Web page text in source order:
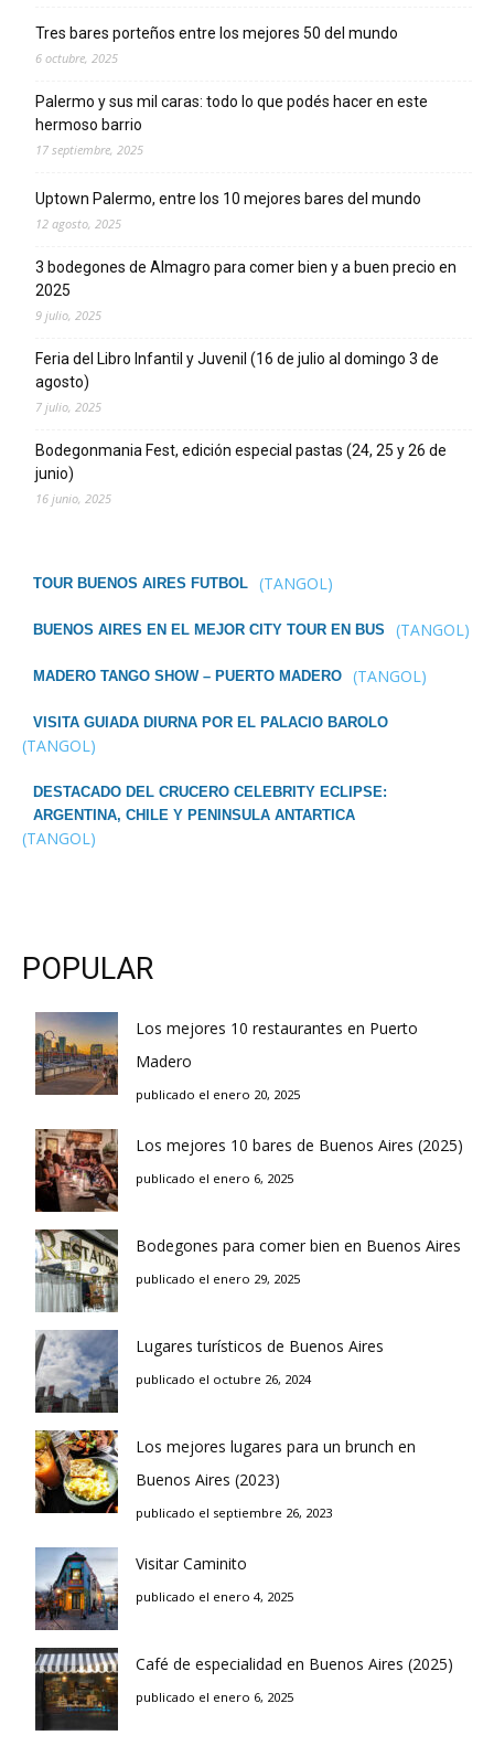
Tres bares porteños entre los mejores 50 del mundo
6 octubre, 2025
Palermo y sus mil caras: todo lo que podés hacer en este
hermoso barrio
17 septiembre, 2025
Uptown Palermo, entre los 10 mejores bares del mundo
12 agosto, 2025
3 bodegones de Almagro para comer bien y a buen precio en
2025
9 julio, 2025
Feria del Libro Infantil y Juvenil (16 de julio al domingo 3 de
agosto)
7 julio, 2025
Bodegonmania Fest, edición especial pastas (24, 25 y 26 de
junio)
16 junio, 2025
TOUR BUENOS AIRES FUTBOL (TANGOL)
BUENOS AIRES EN EL MEJOR CITY TOUR EN BUS (TANGOL)
MADERO TANGO SHOW – PUERTO MADERO (TANGOL)
VISITA GUIADA DIURNA POR EL PALACIO BAROLO
(TANGOL)
DESTACADO DEL CRUCERO CELEBRITY ECLIPSE:
ARGENTINA, CHILE Y PENINSULA ANTARTICA
(TANGOL)
POPULAR
Los mejores 10 restaurantes en Puerto
Madero
publicado el enero 20, 2025
Los mejores 10 bares de Buenos Aires (2025)
publicado el enero 6, 2025
Bodegones para comer bien en Buenos Aires
publicado el enero 29, 2025
Lugares turísticos de Buenos Aires
publicado el octubre 26, 2024
Los mejores lugares para un brunch en
Buenos Aires (2023)
publicado el septiembre 26, 2023
Visitar Caminito
publicado el enero 4, 2025
Café de especialidad en Buenos Aires (2025)
publicado el enero 6, 2025